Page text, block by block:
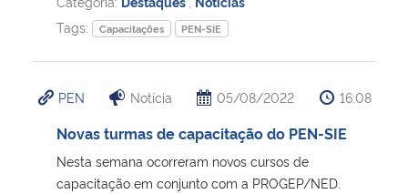
Tags:
Capacitações PEN-SIE
PEN Notícia 05/08/2022 16:08
Novas turmas de capacitação do PEN-SIE
Nesta semana ocorreram novos cursos de
capacitação em conjunto com a PROGEP/NED.